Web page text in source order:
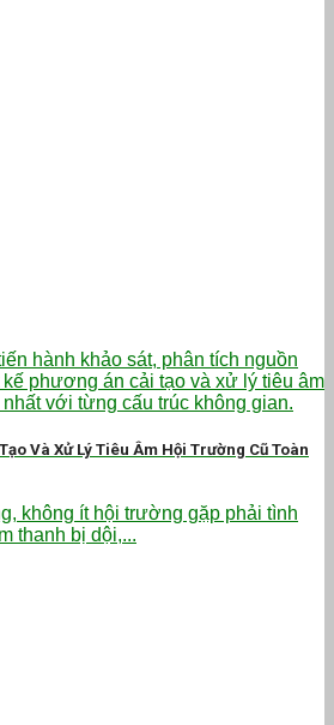
Và Xử Lý Tiêu Âm Hội Trường Cũ Toàn
không ít hội trường gặp phải tình
thanh bị dội,...